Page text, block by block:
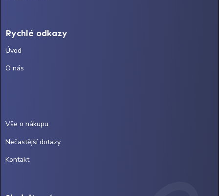
Rychlé odkazy
Úvod
O nás
Vše o nákupu
Nečastější dotazy
Kontakt